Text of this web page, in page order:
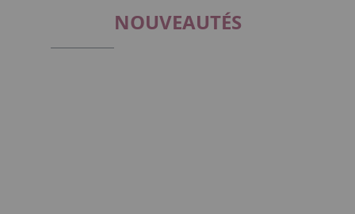
NOUVEAUTÉS